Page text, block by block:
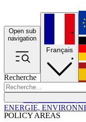
Open sub
navigation
Recherche
POLICY AREAS
Français
ENERGIE,